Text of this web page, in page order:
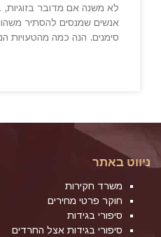
לא משנה אם מדובר בזוגיות,
אנשים שמנסים להסתיר
סימנים. הנה כמה מהטעויות
ניווט באתר
משרד חקירות
חוקר פרטי מחירים
סיפורי בגידות
סיפורי בגידות אצל החרדים